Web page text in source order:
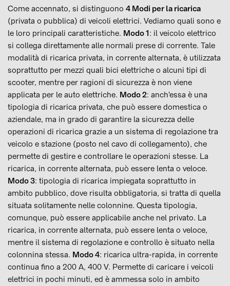
Come accennato, si distinguono 4 Modi per la ricarica
(privata o pubblica) di veicoli elettrici. Vediamo quali sono e
le loro principali caratteristiche. Modo 1: il veicolo elettrico
si collega direttamente alle normali prese di corrente. Tale
modalità di ricarica privata, in corrente alternata, è utilizzata
soprattutto per mezzi quali bici elettriche o alcuni tipi di
scooter, mentre per ragioni di sicurezza è non viene
applicata per le auto elettriche. Modo 2: anch'essa è una
tipologia di ricarica privata, che può essere domestica o
aziendale, ma in grado di garantire la sicurezza delle
operazioni di ricarica grazie a un sistema di regolazione tra
veicolo e stazione (posto nel cavo di collegamento), che
permette di gestire e controllare le operazioni stesse. La
ricarica, in corrente alternata, può essere lenta o veloce.
Modo 3: tipologia di ricarica impiegata soprattutto in
ambito pubblico, dove risulta obbligatoria, si tratta di quella
situata solitamente nelle colonnine. Questa tipologia,
comunque, può essere applicabile anche nel privato. La
ricarica, in corrente alternata, può essere lenta o veloce,
mentre il sistema di regolazione e controllo è situato nella
colonnina stessa. Modo 4: ricarica ultra-rapida, in corrente
continua fino a 200 A, 400 V. Permette di caricare i veicoli
elettrici in pochi minuti, ed è ammessa solo in ambito